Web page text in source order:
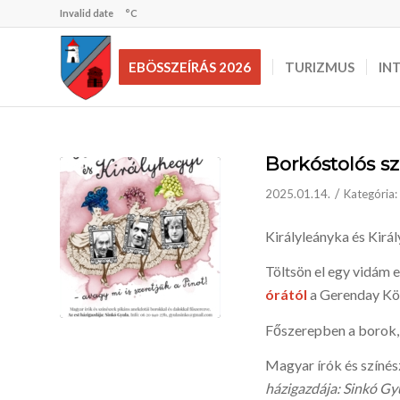
Invalid date °C
EBÖSSZEÍRÁS 2026 TURIZMUS
Borkóstolós
2025.01.14. / Kategória:
Királyleányka és
Töltsön el egy vidám
órától a Gerenday
Főszerepben a
Magyar írók és
házigazdája: Sinkó